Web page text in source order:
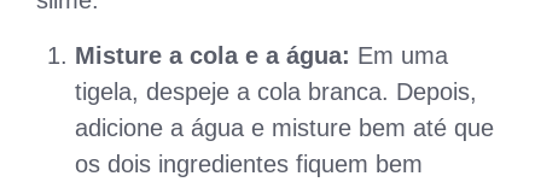
Misture a cola e a água: Em uma
tigela, despeje a cola branca. Depois,
adicione a água e misture bem até que
os dois ingredientes fiquem bem